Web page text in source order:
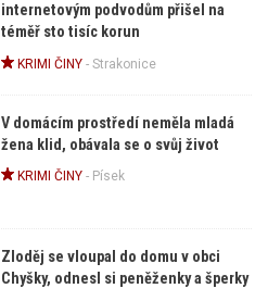
internetovým podvodům přišel na
téměř sto tisíc korun
KRIMI ČINY- Strakonice
V domácím prostředí neměla mladá
žena klid, obávala se o svůj život
KRIMI ČINY- Písek
Zloděj se vloupal do domu v obci
Chyšky, odnesl si peněženky a šperky